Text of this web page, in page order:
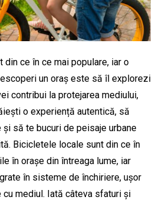
ce în ce mai populare, iar o
un oraș este să îl explorezi
contribui la protejarea mediului,
o experiență autentică, să
să te bucuri de peisaje urbane
Bicicletele locale sunt din ce în
în orașe din întreaga lume, iar
în sisteme de închiriere, ușor
mediul. Iată câteva sfaturi și